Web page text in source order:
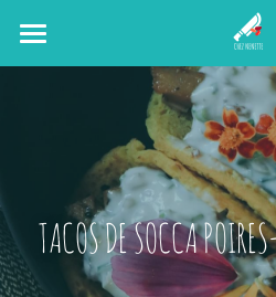
A PROPOS
IMMERSION AU JAPON
PROFESSIONNELS
TEAM BUILDING
FORMATION CUISINE
ATELIERS
AVIS CLIENTS
TACOS DE SOCCA
LES CATÉGORIES
Toutes les catégories